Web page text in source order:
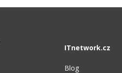
ITnetwork.cz
Blog